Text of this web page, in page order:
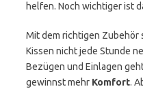
helfen. Noch wichtiger ist
Mit dem richtigen Zubehör
Kissen nicht jede Stunde
Bezügen und Einlagen
gewinnst mehr Komfort.